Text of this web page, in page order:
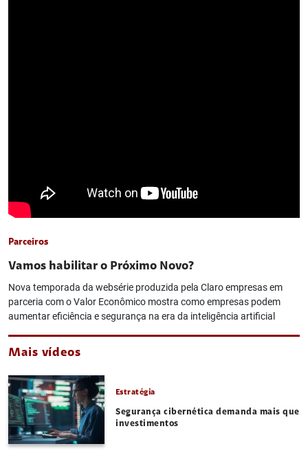
Parceiros
Vamos habilitar o Próximo Novo?
Nova temporada da websérie produzida pela Claro empresas em
parceria com o Valor Econômico mostra como empresas podem
aumentar eficiência e segurança na era da inteligência artificial
Mais vídeos
Estratégia
Segurança cibernética demanda mais que
investimentos